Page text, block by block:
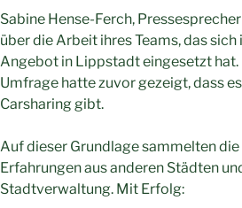
Sabine Hense-Ferch,
über die Arbeit ihres Teams, das
Angebot in Lippstadt eingesetzt
Umfrage hatte zuvor gezeigt, dass
Carsharing gibt.
Auf dieser Grundlage sammelten
Erfahrungen aus anderen Städten
Stadtverwaltung. Mit Erfolg: